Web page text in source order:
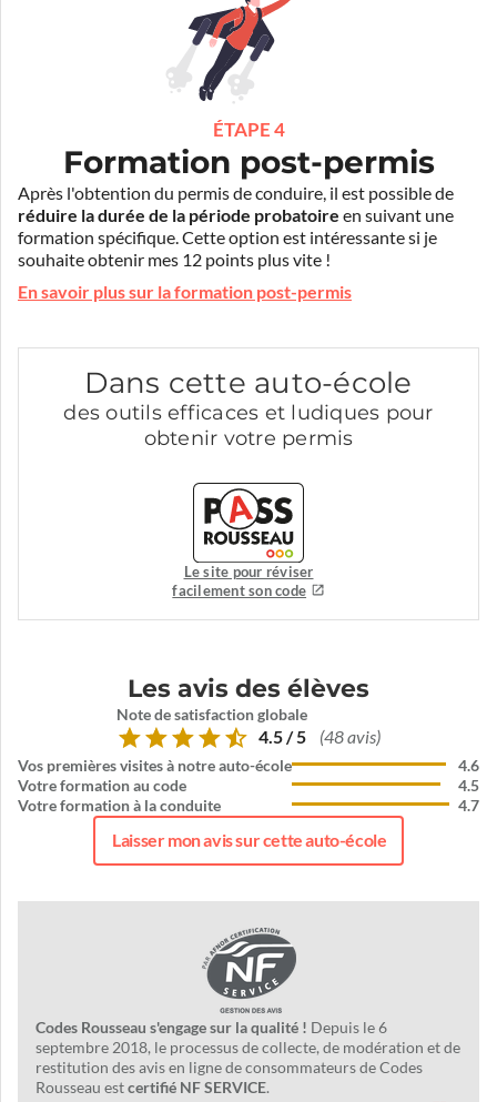
ÉTAPE 4
Formation post-permis
Après l'obtention du permis de conduire, il est possible de
réduire la durée de la période probatoire en suivant une
formation spécifique. Cette option est intéressante si je
souhaite obtenir mes 12 points plus vite !
En savoir plus sur la formation post-permis
Dans cette auto-école
des outils efficaces et ludiques pour
obtenir votre permis
Le site pour réviser
facilement son code
Les avis des élèves
Note de satisfaction globale
4.5 / 5 (48 avis)
Vos premières visites à notre auto-école
Votre formation au code
Votre formation à la conduite
4.6
4.5
4.7
Laisser mon avis sur cette auto-école
Codes Rousseau s'engage sur la qualité ! Depuis le 6
septembre 2018, le processus de collecte, de modération et de
restitution des avis en ligne de consommateurs de Codes
Rousseau estcertifié NF SERVICE.